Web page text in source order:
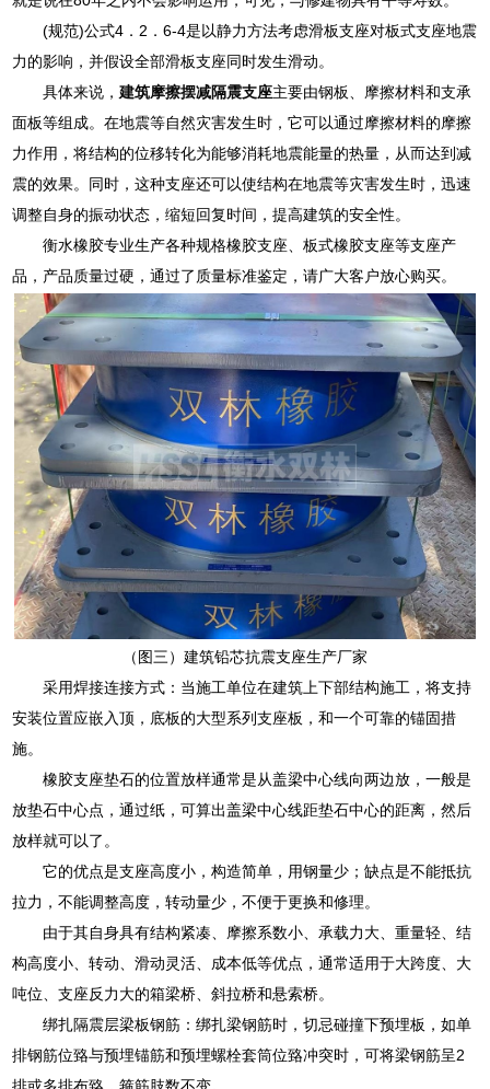
(规范)公式4．2．6-4是以静力方法考虑滑板支座对板式支座地震
力的影响，并假设全部滑板支座同时发生滑动。
具体来说，建筑摩擦摆减隔震支座主要由钢板、摩擦材料和支承
面板等组成。在地震等自然灾害发生时，它可以通过摩擦材料的摩擦
力作用，将结构的位移转化为能够消耗地震能量的热量，从而达到减
震的效果。同时，这种支座还可以使结构在地震等灾害发生时，迅速
调整自身的振动状态，缩短回复时间，提高建筑的安全性。
衡水橡胶专业生产各种规格橡胶支座、板式橡胶支座等支座产
品，产品质量过硬，通过了质量标准鉴定，请广大客户放心购买。
（图三）建筑铅芯抗震支座生产厂家
采用焊接连接方式：当施工单位在建筑上下部结构施工，将支持
安装位置应嵌入顶，底板的大型系列支座板，和一个可靠的锚固措
施。
橡胶支座垫石的位置放样通常是从盖梁中心线向两边放，一般是
放垫石中心点，通过纸，可算出盖梁中心线距垫石中心的距离，然后
放样就可以了。
它的优点是支座高度小，构造简单，用钢量少；缺点是不能抵抗
拉力，不能调整高度，转动量少，不便于更换和修理。
由于其自身具有结构紧凑、摩擦系数小、承载力大、重量轻、结
构高度小、转动、滑动灵活、成本低等优点，通常适用于大跨度、大
吨位、支座反力大的箱梁桥、斜拉桥和悬索桥。
绑扎隔震层梁板钢筋：绑扎梁钢筋时，切忌碰撞下预埋板，如单
排钢筋位臵与预埋锚筋和预埋螺栓套筒位臵冲突时，可将梁钢筋呈2